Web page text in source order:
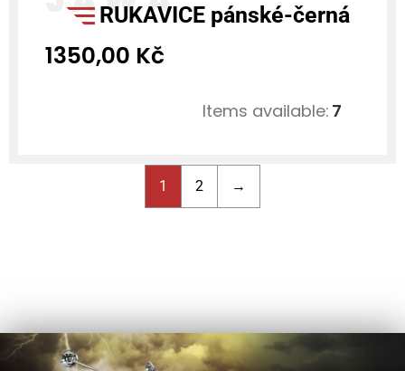
RUKAVICE pánské-černá
1350,00 Kč
Items available: 7
1 2 →